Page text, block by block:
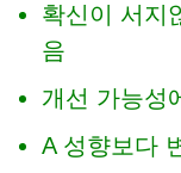
확신이 서지
음
개선 가능성
A 성향보다